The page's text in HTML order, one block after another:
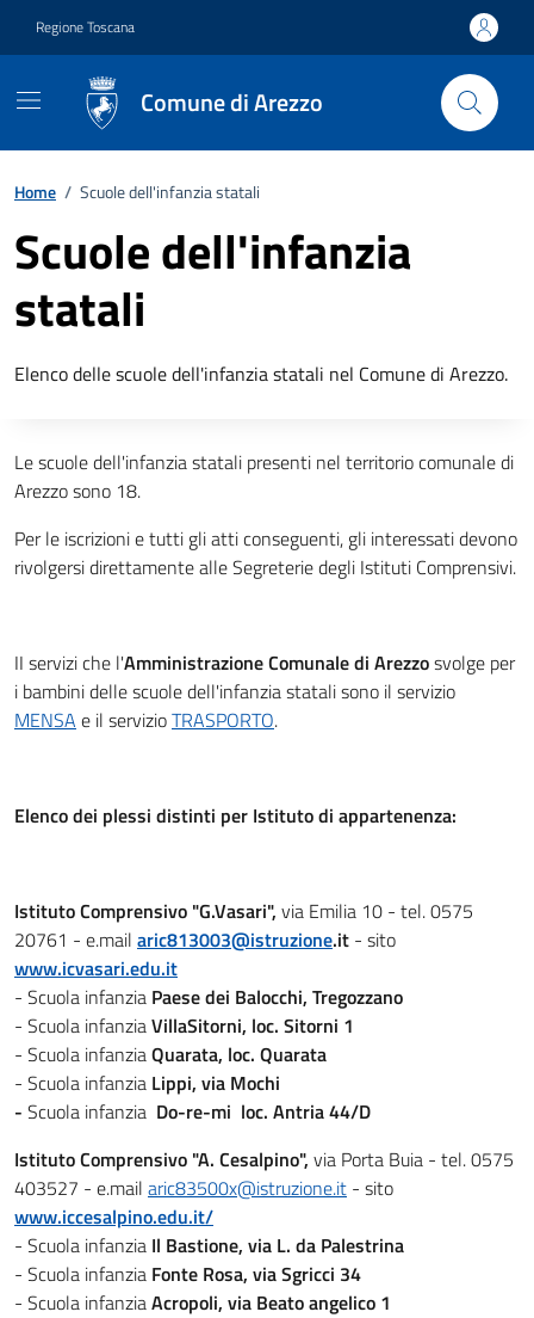
Regione Toscana
Comune di Arezzo
Home / Scuole dell'infanzia statali
Scuole dell'infanzia
statali
Descrizione breve
Elenco delle scuole dell'infanzia statali nel Comune di Arezzo.
Descrizione completa
Le scuole dell'infanzia statali presenti nel territorio comunale di
Arezzo sono 18.
Per le iscrizioni e tutti gli atti conseguenti, gli interessati devono
rivolgersi direttamente alle Segreterie degli Istituti Comprensivi.
II servizi che l'Amministrazione Comunale di Arezzosvolge per
i bambini delle scuole dell'infanzia statali sono il servizio
MENSA e il servizioTRASPORTO.
Elenco dei plessi distinti per Istituto di appartenenza:
Istituto Comprensivo "G.Vasari", via Emilia 10 - tel. 0575
20761 - e.mail aric813003@istruzione.it - sito
www.icvasari.edu.it
- Scuola infanzia Paese dei Balocchi, Tregozzano
- Scuola infanziaVillaSitorni, loc. Sitorni 1
- Scuola infanziaQuarata, loc. Quarata
- Scuola infanzia Lippi, via Mochi
- Scuola infanzia Do-re-mi loc. Antria 44/D
Istituto Comprensivo "A. Cesalpino", via Porta Buia - tel. 0575
403527 - e.mail aric83500x@istruzione.it - sito
www.iccesalpino.edu.it/
- Scuola infanzia Il Bastione, via L. da Palestrina
- Scuola infanzia Fonte Rosa, via Sgricci 34
- Scuola infanziaAcropoli, via Beato angelico 1